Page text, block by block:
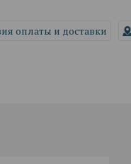
оплаты и доставки